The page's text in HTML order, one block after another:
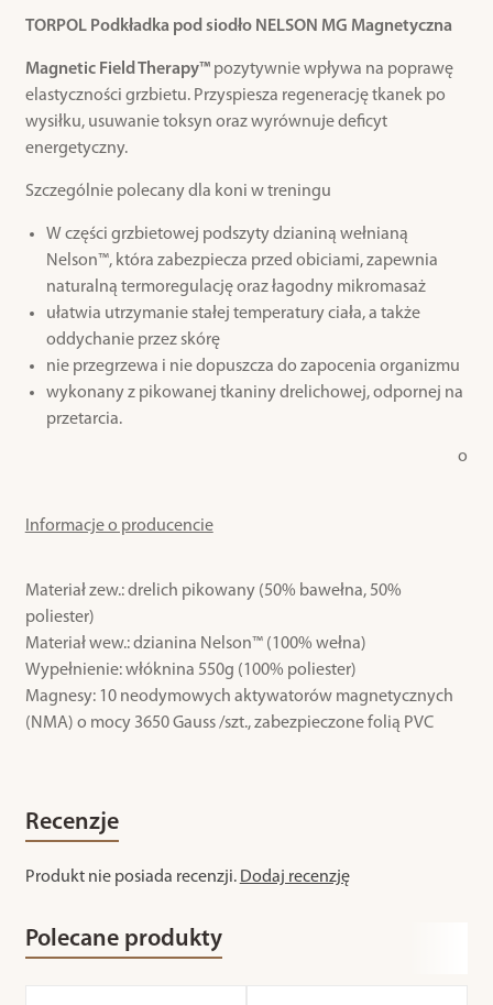
TORPOL Podkładka pod siodło NELSON MG Magnetyczna
Magnetic Field Therapy™pozytywnie wpływa na poprawę
elastyczności grzbietu. Przyspiesza regenerację tkanek po
wysiłku, usuwanie toksyn oraz wyrównuje deficyt
energetyczny.
Szczególnie polecany dla koni w treningu
W części grzbietowej podszyty dzianiną wełnianą
Nelson™, która zabezpiecza przed obiciami, zapewnia
naturalną termoregulację oraz łagodny mikromasaż
ułatwia utrzymanie stałej temperatury ciała, a także
oddychanie przez skórę
nie przegrzewa i nie dopuszcza do zapocenia organizmu
wykonany z pikowanej tkaniny drelichowej, odpornej na
przetarcia.
o
Informacje o producencie
Materiał zew.: drelich pikowany (50% bawełna, 50%
poliester)
Materiał wew.: dzianina Nelson™ (100% wełna)
Wypełnienie: włóknina 550g (100% poliester)
Magnesy: 10 neodymowych aktywatorów magnetycznych
(NMA) o mocy 3650 Gauss /szt., zabezpieczone folią PVC
Recenzje
Produkt nie posiada recenzji. Dodaj recenzję
Polecane produkty